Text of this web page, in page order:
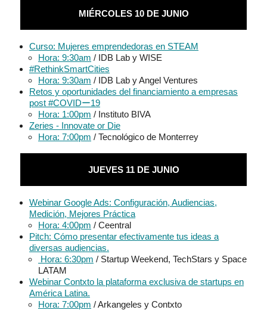
MIÉRCOLES 10 DE JUNIO
Curso: Mujeres emprendedoras en STEAM
Hora: 9:30am / IDB Lab y WISE
#RethinkSmartCities
Hora: 9:30am / IDB Lab y Angel Ventures
Retos y oportunidades del financiamiento a empresas
post #COVIDー19
Hora: 1:00pm / Instituto BIVA
Zeries - Innovate or Die
Hora: 7:00pm / Tecnológico de Monterrey
JUEVES 11 DE JUNIO
Webinar Google Ads: Configuración, Audiencias,
Medición, Mejores Práctica
Hora: 4:00pm / Ceentral
Pitch: Cómo presentar efectivamente tus ideas a
diversas audiencias.
Hora: 6:30pm / Startup Weekend, TechStars y Space
LATAM
Webinar Contxto la plataforma exclusiva de startups en
América Latina.
Hora: 7:00pm / Arkangeles y Contxto